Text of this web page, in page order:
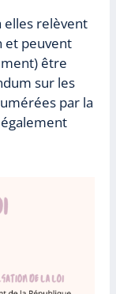
elles relèvent
et peuvent
être
sur les
par la